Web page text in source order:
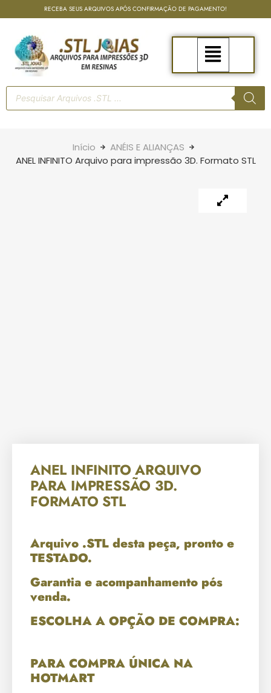
RECEBA SEUS ARQUIVOS APÓS CONFIRMAÇÃO DE PAGAMENTO!
Início
ANÉIS E ALIANÇAS
ANEL INFINITO Arquivo para impressão 3D. Formato STL
ANEL INFINITO ARQUIVO
PARA IMPRESSÃO 3D.
FORMATO STL
Arquivo .STL desta peça, pronto e
TESTADO.
Garantia e acompanhamento pós
venda.
ESCOLHA A OPÇÃO DE COMPRA:
PARA COMPRA ÚNICA NA
HOTMART